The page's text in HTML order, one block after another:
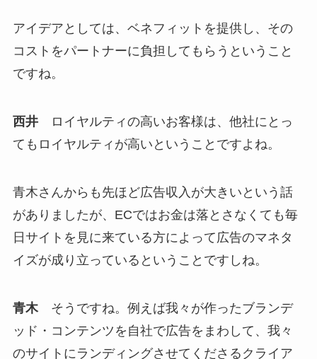
アイデアとしては、ベネフィットを提供し、その
コストをパートナーに負担してもらうということ
ですね。
西井ロイヤルティの高いお客様は、他社にとっ
てもロイヤルティが高いということですよね。
青木さんからも先ほど広告収入が大きいという話
がありましたが、ECではお金は落とさなくても毎
日サイトを見に来ている方によって広告のマネタ
イズが成り立っているということですしね。
青木そうですね。例えば我々が作ったブランデ
ッド・コンテンツを自社で広告をまわして、我々
のサイトにランディングさせてくださるクライア